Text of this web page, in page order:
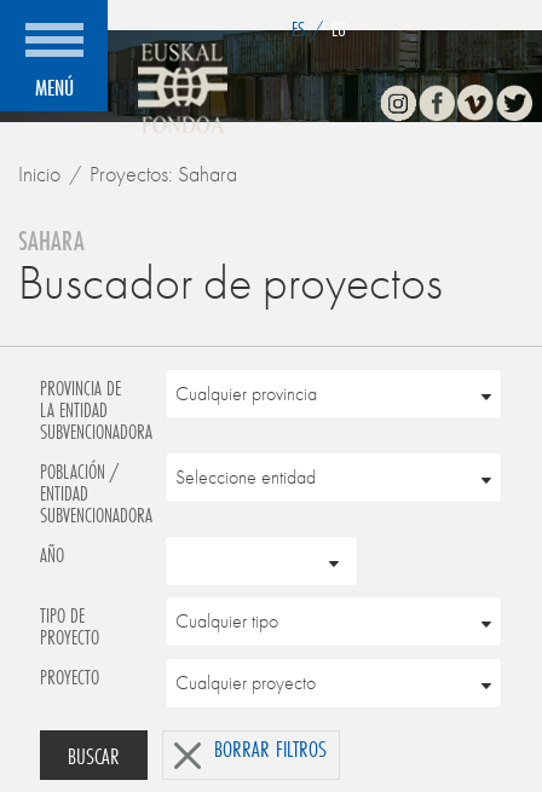
MENÚ
ES / EU
InstagramFacebook
Vimeo
Inicio Proyectos: Sahara
SAHARA
Buscador de proyectos
PROVINCIA DE
LA ENTIDAD
SUBVENCIONADORA
POBLACIÓN /
ENTIDAD
SUBVENCIONADORA
AÑO
TIPO DE
PROYECTO
PROYECTO
BUSCAR BORRAR FILTROS